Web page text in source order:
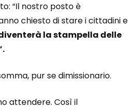
“Il nostro posto è
chiesto di stare i cittadini e
la stampella delle
pur se dimissionario.
attendere. Così il